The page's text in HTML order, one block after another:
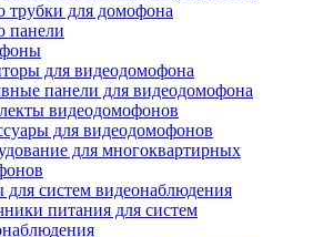
трубки для домофона
панели
для видеодомофона
панели для видеодомофона
видеодомофонов
для видеодомофонов
для многоквартирных
для систем видеонаблюдения
питания для систем